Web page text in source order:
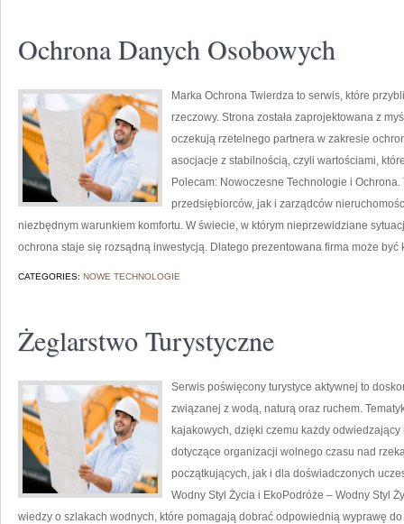
Ochrona Danych Osobowych
Marka Ochrona Twierdza to serwis, które
rzeczowy. Strona została zaprojektowana z
oczekują rzetelnego partnera w zakresie
asocjacje z stabilnością, czyli wartościami,
Polecam: Nowoczesne Technologie i
przedsiębiorców, jak i zarządców
niezbędnym warunkiem komfortu. W świecie, w którym nieprzewidziane
ochrona staje się rozsądną inwestycją. Dlatego prezentowana firma może być
CATEGORIES: NOWE TECHNOLOGIE
Żeglarstwo Turystyczne
Serwis poświęcony turystyce aktywnej to
związanej z wodą, naturą oraz ruchem.
kajakowych, dzięki czemu każdy
dotyczące organizacji wolnego czasu nad
początkujących, jak i dla doświadczonych
Wodny Styl Życia i EkoPodróże – Wodny Styl
wiedzy o szlakach wodnych, które pomagają dobrać odpowiednią wyprawę